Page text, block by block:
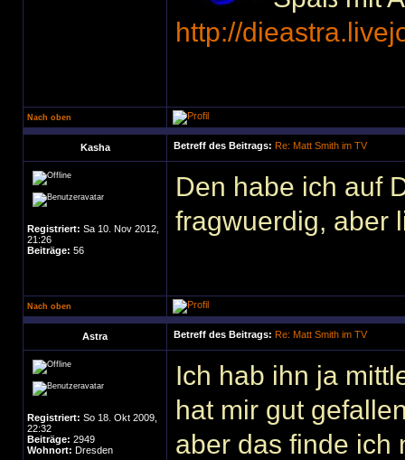
http://
Nach oben
Kasha Betreff des Beitrags: Re: Matt Smith im TV
Registriert: Sa 10. Nov 2012,
21:26
Beiträge: 56
Den habe ich auf
fragwuerdig, aber
Nach oben
Astra Betreff des Beitrags: Re: Matt Smith im TV
Registriert: So 18. Okt 2009,
22:32
Beiträge: 2949
Wohnort: Dresden
Ich hab ihn ja
hat mir gut
aber das finde ich